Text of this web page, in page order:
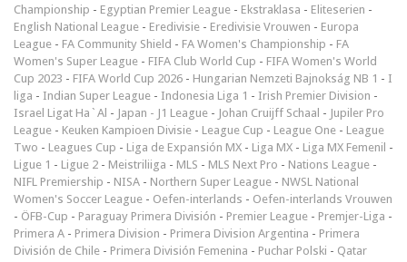
Championship - Egyptian Premier League - Ekstraklasa - Eliteserien -
English National League - Eredivisie - Eredivisie Vrouwen - Europa
League - FA Community Shield - FA Women's Championship - FA
Women's Super League - FIFA Club World Cup - FIFA Women's World
Cup 2023 - FIFA World Cup 2026 - Hungarian Nemzeti Bajnokság NB 1 - I
liga - Indian Super League - Indonesia Liga 1 - Irish Premier Division -
Israel Ligat Ha`Al - Japan - J1 League - Johan Cruijff Schaal - Jupiler Pro
League - Keuken Kampioen Divisie - League Cup - League One - League
Two - Leagues Cup - Liga de Expansión MX - Liga MX - Liga MX Femenil -
Ligue 1 - Ligue 2 - Meistriliiga - MLS - MLS Next Pro - Nations League -
NIFL Premiership - NISA - Northern Super League - NWSL National
Women's Soccer League - Oefen-interlands - Oefen-interlands Vrouwen
- ÖFB-Cup - Paraguay Primera División - Premier League - Premjer-Liga -
Primera A - Primera Division - Primera Division Argentina - Primera
División de Chile - Primera División Femenina - Puchar Polski - Qatar